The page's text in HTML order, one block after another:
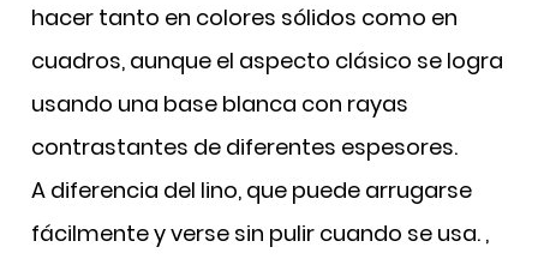
hacer tanto en colores sólidos como en
cuadros, aunque el aspecto clásico se logra
usando una base blanca con rayas
contrastantes de diferentes espesores.
A diferencia del lino, que puede arrugarse
fácilmente y verse sin pulir cuando se usa. ,